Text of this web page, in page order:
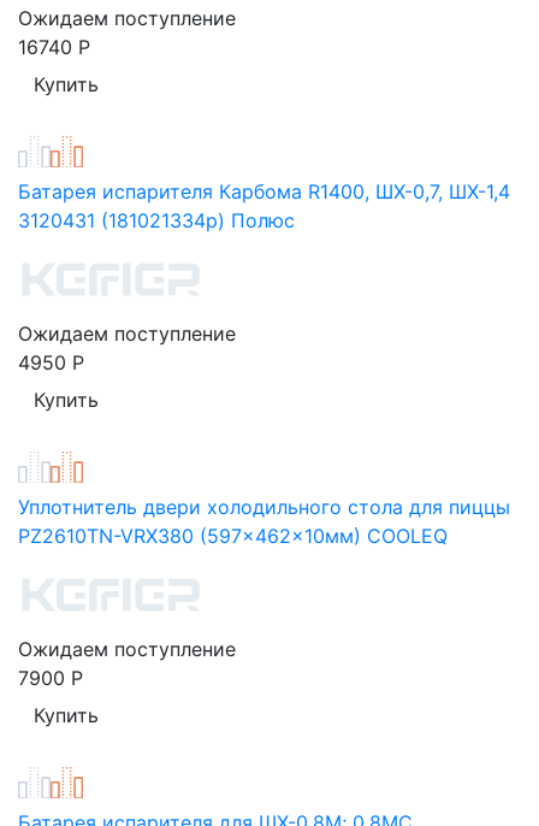
Ожидаем поступление
16740 Р
Батарея испарителя Карбома R1400, ШХ-0,7, ШХ-1,4
3120431 (181021334р) Полюс
Ожидаем поступление
4950 Р
Уплотнитель двери холодильного стола для пиццы
PZ2610TN-VRX380 (597x462x10мм) COOLEQ
Ожидаем поступление
7900 Р